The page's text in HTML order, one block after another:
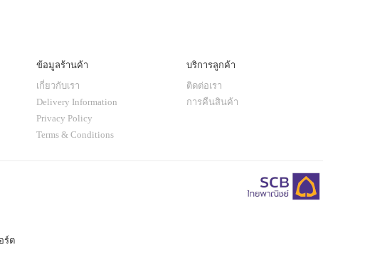
ข้อมูลร้านค้า
เกี่ยวกับเรา
Delivery Information
Privacy Policy
Terms & Conditions
บริการลูกค้า
ติดต่อเรา
การคืนสินค้า
ร์ต